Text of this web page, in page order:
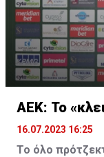
ΑΕΚ: Το
16.07.2023 16:25
Το όλο